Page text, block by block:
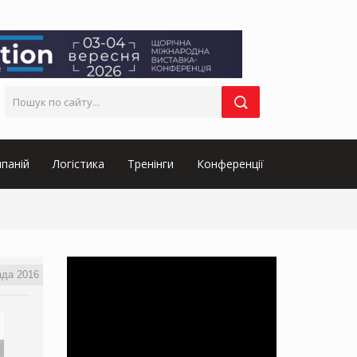
Логістика Тренінги Конференції
2016